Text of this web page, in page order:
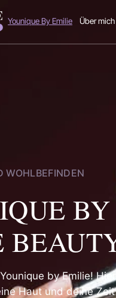
Younique By Emilie Über mich
WOHLBEFINDEN
by Emilie!
Haut und deine